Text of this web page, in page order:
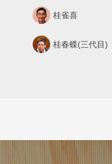
桂雀喜
桂春蝶(三代目)